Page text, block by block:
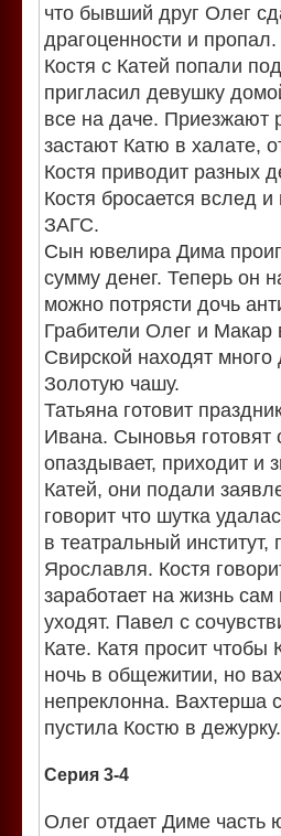
что бывший друг Олег
драгоценности и пропал.
Костя с Катей попали
пригласил девушку
все на даче. Приезжают
застают Катю в халате,
Костя приводит разных
Костя бросается вслед
ЗАГС.
Сын ювелира Дима
сумму денег. Теперь он
можно потрясти дочь
Грабители Олег и Макар
Свирской находят много
Золотую чашу.
Татьяна готовит
Ивана. Сыновья готовят
опаздывает, приходит и
Катей, они подали
говорит что шутка
в театральный институт,
Ярославля. Костя
заработает на жизнь сам
уходят. Павел с
Кате. Катя просит чтобы
ночь в общежитии, но
непреклонна. Вахтерша
пустила Костю в дежурку.
Серия 3-4
Олег отдает Диме часть